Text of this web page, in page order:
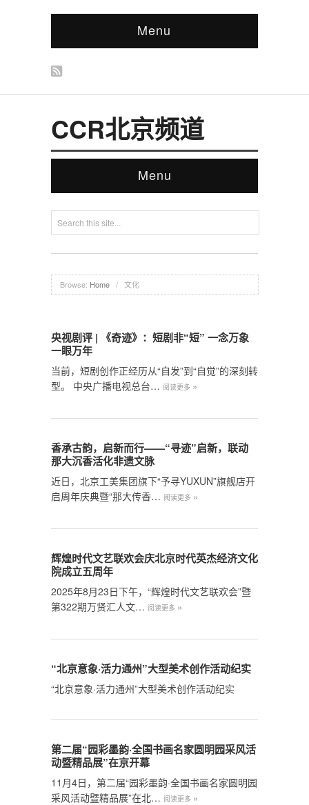
Menu
CCR北京频道
Menu
Browse: Home / 文化
央视剧评 | 《奇迹》：短剧非“短” 一念万象
一眼万年
当前，短剧创作正经历从“自发”到“自觉”的深刻转
型。 中央广播电视总台… 阅读更多 »
香承古韵，启新而行——“寻迹”启新，联动
那大沉香活化非遗文脉
近日，北京工美集团旗下“予寻YUXUN”旗舰店开
启周年庆典暨“那大传香… 阅读更多 »
辉煌时代文艺联欢会庆北京时代英杰经济文化
院成立五周年
2025年8月23日下午，“辉煌时代文艺联欢会”暨
第322期万贤汇人文… 阅读更多 »
“北京意象·活力通州”大型美术创作活动纪实
“北京意象·活力通州”大型美术创作活动纪实
第二届“园彩墨韵·全国书画名家圆明园采风活
动暨精品展”在京开幕
11月4日，第二届“园彩墨韵·全国书画名家圆明园
采风活动暨精品展”在北… 阅读更多 »